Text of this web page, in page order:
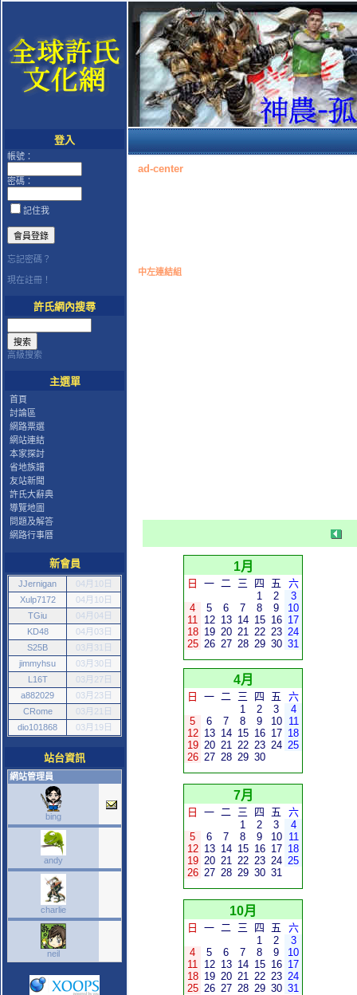
登入
帳號：
密碼：
記住我
忘記密碼？
現在註冊！
許氏網內搜尋
高級搜索
主選單
首頁
討論區
網路票選
網站連結
本家探討
省地族譜
友站新聞
許氏大辭典
導覽地圖
問題及解答
網路行事曆
新會員
JJernigan
04月10日
Xulp7172
04月10日
TGiu
04月04日
KD48
04月03日
S25B
03月31日
jimmyhsu
03月30日
L16T
03月27日
a882029
03月23日
CRome
03月21日
dio101868
03月19日
站台資訊
網站管理員
bing
andy
charlie
neil
ad-center
中左連結組
1月
日 一 二 三 四 五
六
1
2
3
4
5 6 7 8 9
10
11 12 13 14 15 16 17
18 19 20 21 22 23 24
25 26 27 28 29 30 31
4月
日 一 二 三 四 五
六
1
2 3
4
5
6 7 8 9 10
11
12 13 14 15 16 17 18
19 20 21 22 23 24 25
26 27 28 29 30
7月
日 一 二 三 四 五
六
1
2 3
4
5
6 7 8 9 10
11
12 13 14 15 16 17 18
19 20 21 22 23 24 25
26 27 28 29 30 31
10月
日 一 二 三 四 五
六
1
2
3
4
5 6 7 8 9
10
11 12 13 14 15 16 17
18 19 20 21 22 23 24
25 26 27 28 29 30 31